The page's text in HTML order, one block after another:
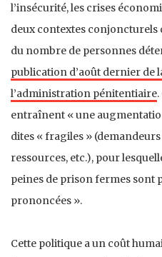
l’insécurité, les crises
deux contextes
du nombre de personnes
publication d’août dernier de
l’administration pénitentiaire
entraînent « une
dites « fragiles »
ressources, etc.), pour
peines de prison fermes sont
prononcées ».
Cette politique a un coût